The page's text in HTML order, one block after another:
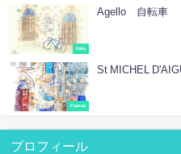
Italy
Agello 自転車
France
St MICHEL
プロフィール